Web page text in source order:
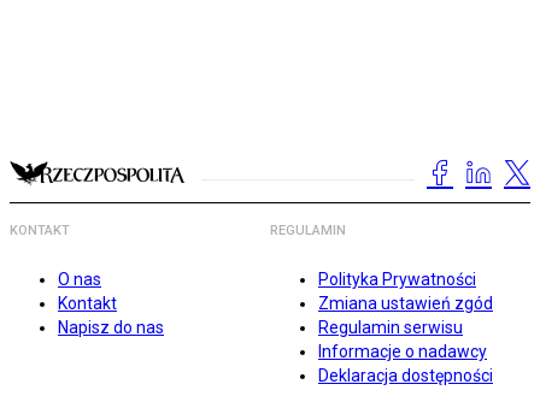
KONTAKT
O nas
Kontakt
Napisz do nas
REGULAMIN
Polityka Prywatności
Zmiana ustawień zgód
Regulamin serwisu
Informacje o nadawcy
Deklaracja dostępności